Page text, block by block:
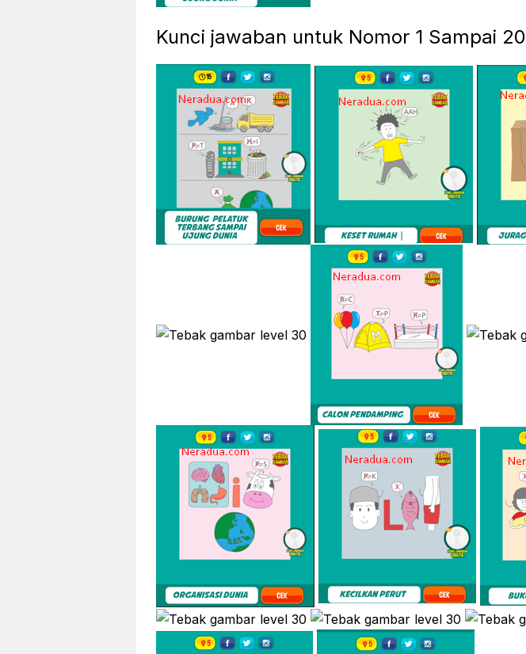
Kunci jawaban untuk Nomor 1 Sampai 20